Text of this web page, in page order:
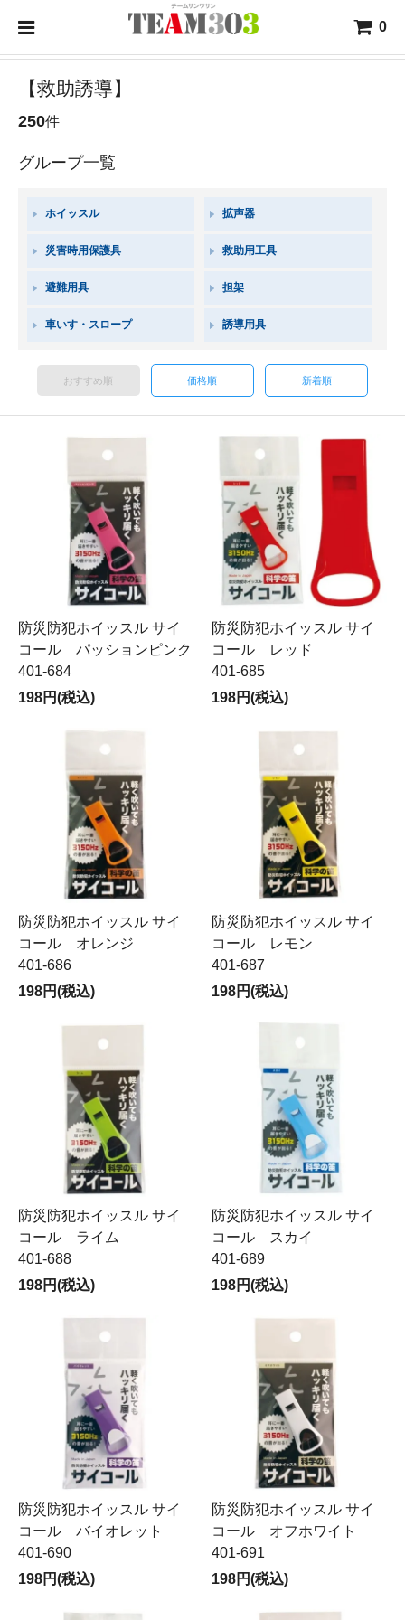
0
【救助誘導】
250件
グループ一覧
ホイッスル 拡声器
災害時用保護具 救助用工具
避難用具 担架
車いす・スロープ 誘導用具
おすすめ順 価格順 新着順
防災防犯ホイッスル サイ
コール パッションピンク
401-684
198円(税込)
防災防犯ホイッスル サイ
コール レッド
401-685
198円(税込)
防災防犯ホイッスル サイ
コール オレンジ
401-686
198円(税込)
防災防犯ホイッスル サイ
コール レモン
401-687
198円(税込)
防災防犯ホイッスル サイ
コール ライム
401-688
198円(税込)
防災防犯ホイッスル サイ
コール スカイ
401-689
198円(税込)
防災防犯ホイッスル サイ
コール バイオレット
401-690
198円(税込)
防災防犯ホイッスル サイ
コール オフホワイト
401-691
198円(税込)